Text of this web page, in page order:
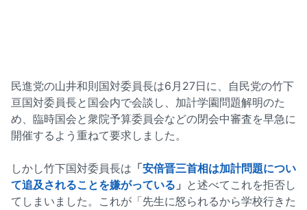
民進党の山井和則国対委員長は6月27日に、自民党の竹下
亘国対委員長と国会内で会談し、加計学園問題解明のた
め、臨時国会と衆院予算委員会などの閉会中審査を早急に
開催するよう重ねて要求しました。
しかし竹下国対委員長は 「安倍晋三首相は加計問題につい
て追及されることを嫌がっている 」 と述べてこれを拒否し
てしまいました。これが「先生に怒られるから学校行きた